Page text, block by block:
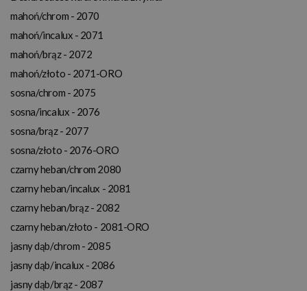
mahoń/chrom - 2070
mahoń/incalux - 2071
mahoń/brąz - 2072
mahoń/złoto - 2071-ORO
sosna/chrom - 2075
sosna/incalux - 2076
sosna/brąz - 2077
sosna/złoto - 2076-ORO
czarny heban/chrom 2080
czarny heban/incalux - 2081
czarny heban/brąz - 2082
czarny heban/złoto - 2081-ORO
jasny dąb/chrom - 2085
jasny dąb/incalux - 2086
jasny dąb/brąz - 2087